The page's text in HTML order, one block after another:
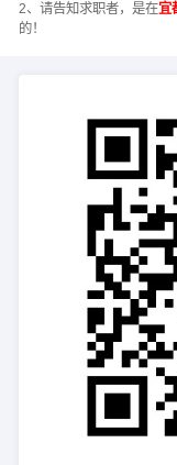
2、请告知求职者，是在宜
的！